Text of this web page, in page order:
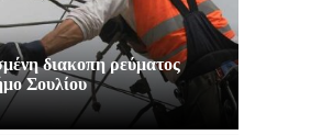
διακοπη ρεύματος
Σουλίου